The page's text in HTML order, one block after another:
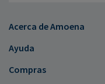
Acerca de Amoena
Ayuda
Compras